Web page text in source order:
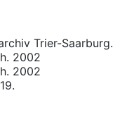
Trier-Saarburg.
2002
2002